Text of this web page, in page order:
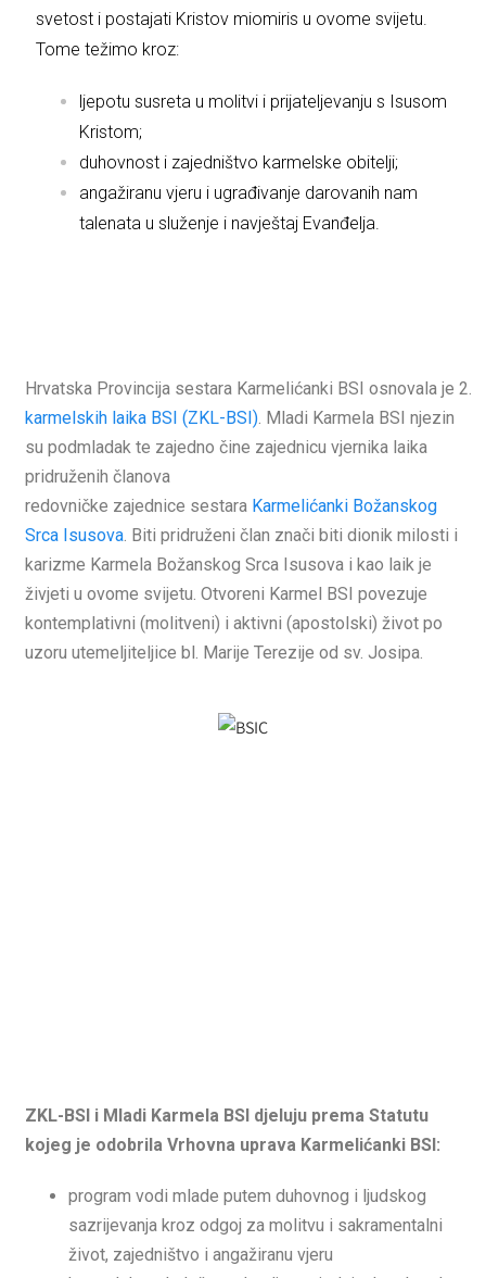
svetost i postajati Kristov miomiris u ovome svijetu.
Tome težimo kroz:
ljepotu susreta u molitvi i prijateljevanju s Isusom
Kristom;
duhovnost i zajedništvo karmelske obitelji;
angažiranu vjeru i ugrađivanje darovanih nam
talenata u služenje i navještaj Evanđelja.
Hrvatska Provincija sestara Karmelićanki BSI osnovala je 2.
karmelskih laika BSI (ZKL-BSI). Mladi Karmela BSI njezin
su podmladak te zajedno čine zajednicu vjernika laika
pridruženih članova
redovničke zajednice sestara Karmelićanki Božanskog
Srca Isusova. Biti pridruženi član znači biti dionik milosti i
karizme Karmela Božanskog Srca Isusova i kao laik je
živjeti u ovome svijetu. Otvoreni Karmel BSI povezuje
kontemplativni (molitveni) i aktivni (apostolski) život po
uzoru utemeljiteljice bl. Marije Terezije od sv. Josipa.
ZKL-BSI i Mladi Karmela BSI djeluju prema Statutu
kojeg je odobrila Vrhovna uprava Karmelićanki BSI:
program vodi mlade putem duhovnog i ljudskog
sazrijevanja kroz odgoj za molitvu i sakramentalni
život, zajedništvo i angažiranu vjeru